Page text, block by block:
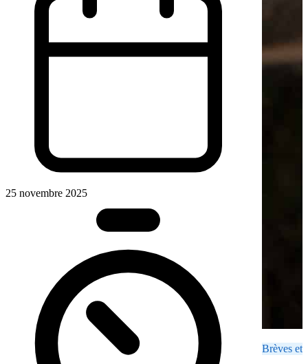
25 novembre 2025
Brèves et